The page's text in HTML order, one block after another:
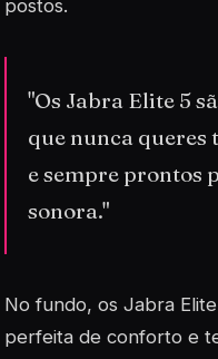
postos.
"Os Jabra Elite 5
que nunca
e sempre prontos
sonora."
No fundo, os Jabra
perfeita de conforto e